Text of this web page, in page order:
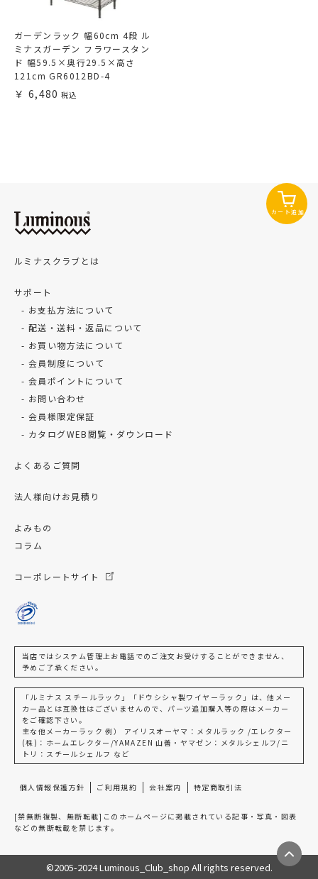
ガーデンラック 幅60cm 4段 ル
ミナスガーデン フラワースタン
ド 幅59.5×奥行29.5×高さ
121cm GR6012BD-4
6,480
カート追加
ルミナスクラブとは
サポート
お支払方法について
配送・送料・返品について
お買い物方法について
会員制度について
会員ポイントについて
お問い合わせ
会員様限定保証
カタログWEB閲覧・ダウンロード
よくあるご質問
法人様向けお見積り
よみもの
コラム
コーポレートサイト
当店ではシステム管理上お電話でのご注文お受けすることができません、
予めご了承ください。
「ルミナス スチールラック」「ドウシシャ製ワイヤーラック」は、他メー
カー品とは互換性はございませんので、パーツ追加購入等の際はメーカー
をご確認下さい。
主な他メーカーラック 例） アイリスオーヤマ：メタルラック /エレクター
(株)：ホームエレクター/YAMAZEN 山善・ヤマゼン：メタルシェルフ/ニ
トリ：スチールシェルフ など
個人情報保護方針 ご利用規約 会社案内 特定商取引法
[禁無断複製、無断転載]このホームページに掲載されている記事・写真・図表
などの無断転載を禁じます。
©2005-2024 Luminous_Club_shop All rights reserved.